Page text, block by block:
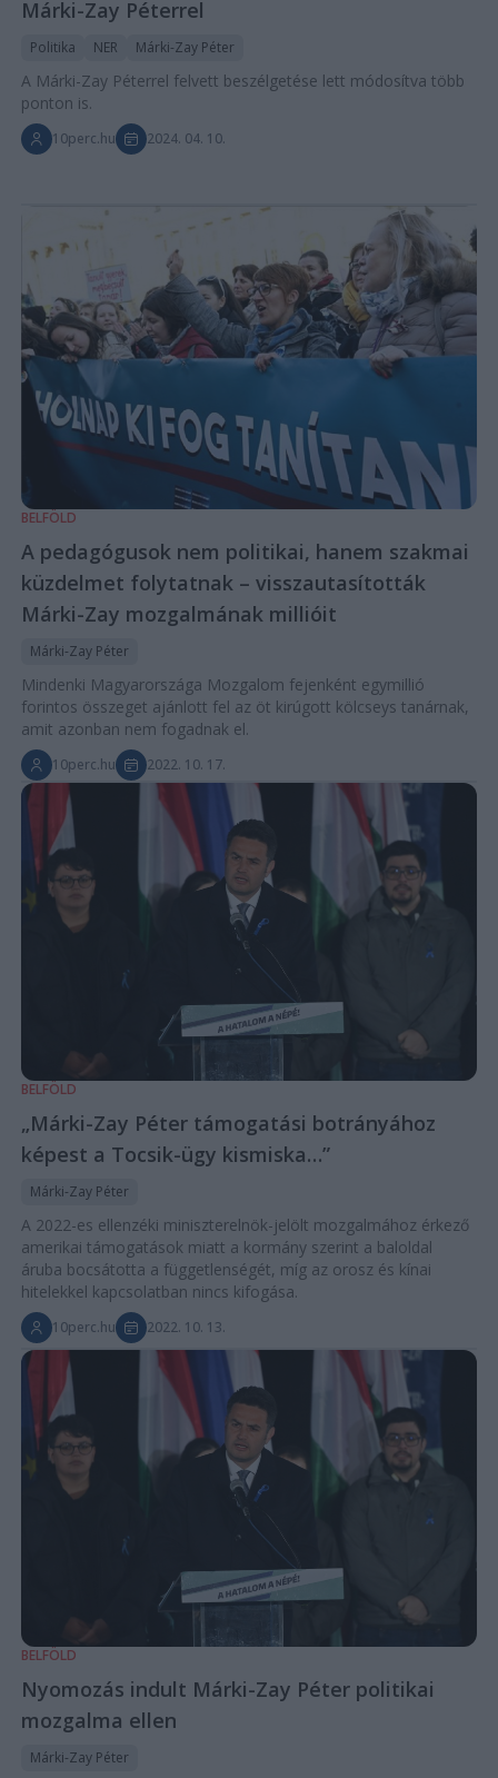
Márki-Zay Péterrel
Politika NER Márki-Zay Péter
A Márki-Zay Péterrel felvett beszélgetése lett módosítva több
ponton is.
10perc.hu 2024. 04. 10.
BELFÖLD
A pedagógusok nem politikai, hanem szakmai
küzdelmet folytatnak – visszautasították
Márki-Zay mozgalmának millióit
Márki-Zay Péter
Mindenki Magyarországa Mozgalom fejenként egymillió
forintos összeget ajánlott fel az öt kirúgott kölcseys tanárnak,
amit azonban nem fogadnak el.
10perc.hu 2022. 10. 17.
BELFÖLD
„Márki-Zay Péter támogatási botrányához
képest a Tocsik-ügy kismiska…”
Márki-Zay Péter
A 2022-es ellenzéki miniszterelnök-jelölt mozgalmához érkező
amerikai támogatások miatt a kormány szerint a baloldal
áruba bocsátotta a függetlenségét, míg az orosz és kínai
hitelekkel kapcsolatban nincs kifogása.
10perc.hu 2022. 10. 13.
BELFÖLD
Nyomozás indult Márki-Zay Péter politikai
mozgalma ellen
Márki-Zay Péter